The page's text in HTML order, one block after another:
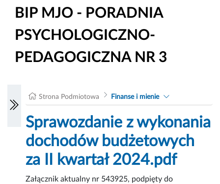
BIP MJO - PORADNIA
PSYCHOLOGICZNO-
PEDAGOGICZNA NR 3
Strona Podmiotowa Finanse i mienie
Sprawozdanie z wykonania
dochodów budżetowych
za II kwartał 2024.pdf
Załącznik aktualny nr 543925, podpięty do